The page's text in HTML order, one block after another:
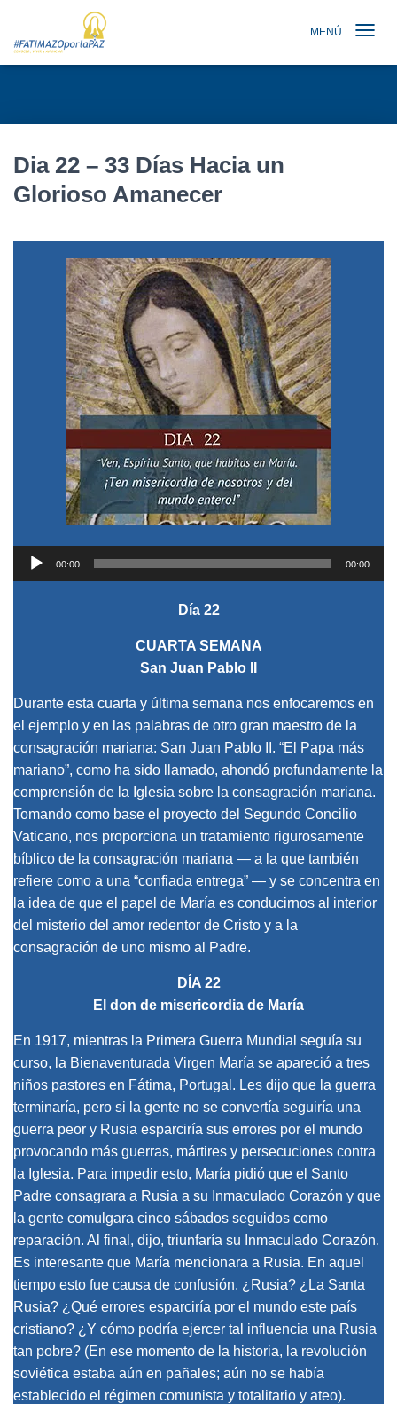
MENÚ
Dia 22 – 33 Días Hacia un
Glorioso Amanecer
Reproductor
de
00:00 00:00
Día 22
CUARTA SEMANA
San Juan Pablo II
Durante esta cuarta y última semana nos enfocaremos en
el ejemplo y en las palabras de otro gran maestro de la
consagración mariana: San Juan Pablo II. “El Papa más
mariano”, como ha sido llamado, ahondó profundamente la
comprensión de la Iglesia sobre la consagración mariana.
Tomando como base el proyecto del Segundo Concilio
Vaticano, nos proporciona un tratamiento rigurosamente
bíblico de la consagración mariana — a la que también
refiere como a una “confiada entrega” — y se concentra en
la idea de que el papel de María es conducirnos al interior
del misterio del amor redentor de Cristo y a la
consagración de uno mismo al Padre.
DÍA 22
El don de misericordia de María
En 1917, mientras la Primera Guerra Mundial seguía su
curso, la Bienaventurada Virgen María se apareció a tres
niños pastores en Fátima, Portugal. Les dijo que la guerra
terminaría, pero si la gente no se convertía seguiría una
guerra peor y Rusia esparciría sus errores por el mundo
provocando más guerras, mártires y persecuciones contra
la Iglesia. Para impedir esto, María pidió que el Santo
Padre consagrara a Rusia a su Inmaculado Corazón y que
la gente comulgara cinco sábados seguidos como
reparación. Al final, dijo, triunfaría su Inmaculado Corazón.
Es interesante que María mencionara a Rusia. En aquel
tiempo esto fue causa de confusión. ¿Rusia? ¿La Santa
Rusia? ¿Qué errores esparciría por el mundo este país
cristiano? ¿Y cómo podría ejercer tal influencia una Rusia
tan pobre? (En ese momento de la historia, la revolución
soviética estaba aún en pañales; aún no se había
establecido el régimen comunista y totalitario y ateo).